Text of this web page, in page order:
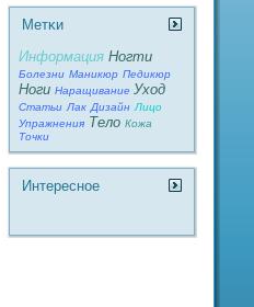
Метκи
Информация Ногти
Болезни Маникюр Педикюр
Ноги Наращивание Уход
Статьи Лак Дизайн Лицо
Упражнения Тело Кожа
Точки
Интереснοе